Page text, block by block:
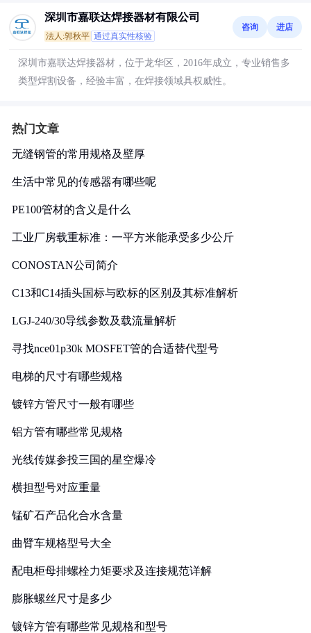
深圳市嘉联达焊接器材有限公司
法人:郭秋平 通过真实性核验
咨询 进店
深圳市嘉联达焊接器材，位于龙华区，2016年成立，专业销售多
类型焊割设备，经验丰富，在焊接领域具权威性。
热门文章
无缝钢管的常用规格及壁厚
生活中常见的传感器有哪些呢
PE100管材的含义是什么
工业厂房载重标准：一平方米能承受多少公斤
CONOSTAN公司简介
C13和C14插头国标与欧标的区别及其标准解析
LGJ-240/30导线参数及载流量解析
寻找nce01p30k MOSFET管的合适替代型号
电梯的尺寸有哪些规格
镀锌方管尺寸一般有哪些
铝方管有哪些常见规格
光线传媒参投三国的星空爆冷
横担型号对应重量
锰矿石产品化合水含量
曲臂车规格型号大全
配电柜母排螺栓力矩要求及连接规范详解
膨胀螺丝尺寸是多少
镀锌方管有哪些常见规格和型号